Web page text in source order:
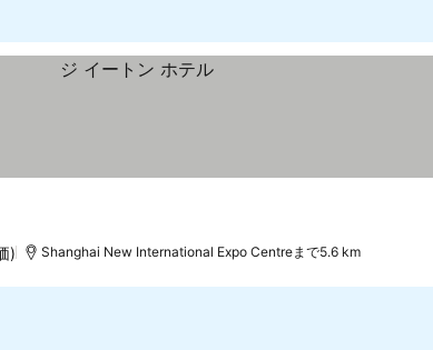
) Shanghai New International Expo Centreまで5.6 km